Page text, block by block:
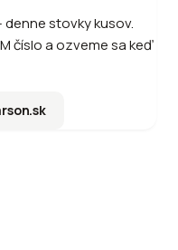
stovky kusov.
číslo a ozveme sa keď